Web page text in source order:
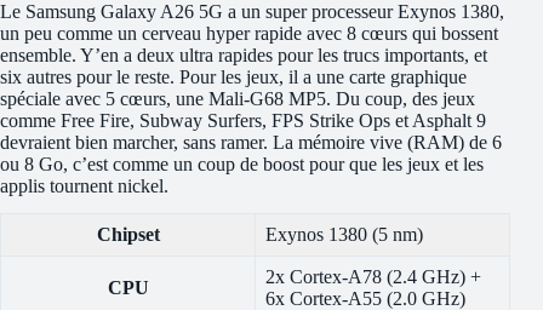
Le Samsung Galaxy A26 5G a un super processeur Exynos 1380,
un peu comme un cerveau hyper rapide avec 8 cœurs qui bossent
ensemble. Y’en a deux ultra rapides pour les trucs importants, et
six autres pour le reste. Pour les jeux, il a une carte graphique
spéciale avec 5 cœurs, une Mali-G68 MP5. Du coup, des jeux
comme Free Fire, Subway Surfers, FPS Strike Ops et Asphalt 9
devraient bien marcher, sans ramer. La mémoire vive (RAM) de 6
ou 8 Go, c’est comme un coup de boost pour que les jeux et les
applis tournent nickel.
Chipset Exynos 1380 (5 nm)
CPU
2x Cortex-A78 (2.4 GHz) +
6x Cortex-A55 (2.0 GHz)